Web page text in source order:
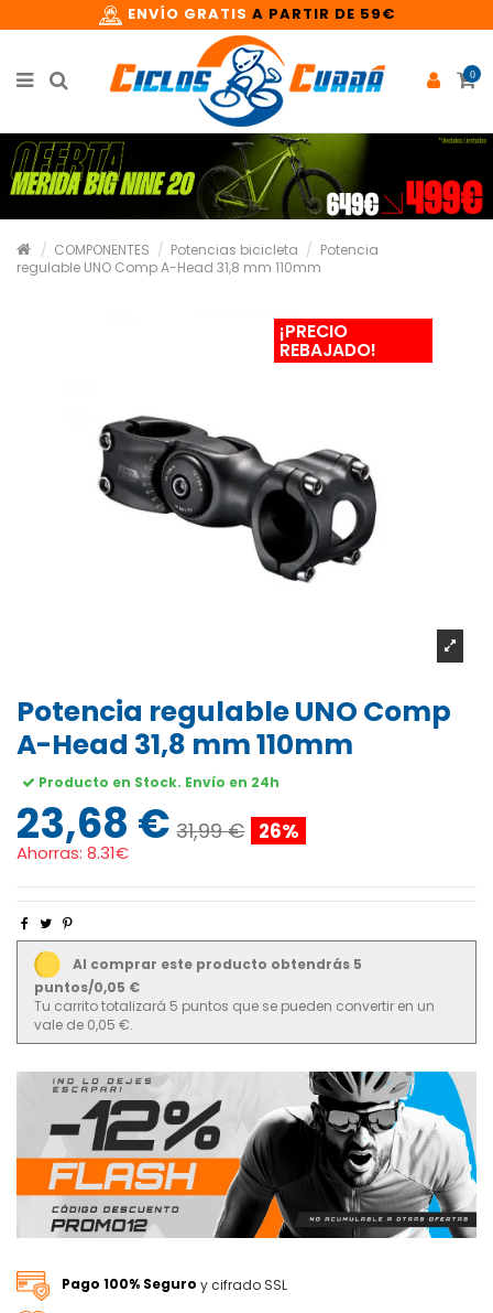
ENVÍO GRATIS A PARTIR DE 59€
0
COMPONENTES Potencias bicicleta
Potencia
regulable UNO Comp A-Head 31,8 mm 110mm
¡PRECIO
REBAJADO!
Potencia regulable UNO Comp
A-Head 31,8 mm 110mm
Producto en Stock. Envío en 24h
23,68 € 31,99 € 26%
Ahorras: 8.31€
Al comprar este producto obtendrás 5
puntos/0,05 €
Tu carrito totalizará 5 puntos que se pueden convertir en un
vale de 0,05 €.
Pago 100% Seguro y cifrado SSL